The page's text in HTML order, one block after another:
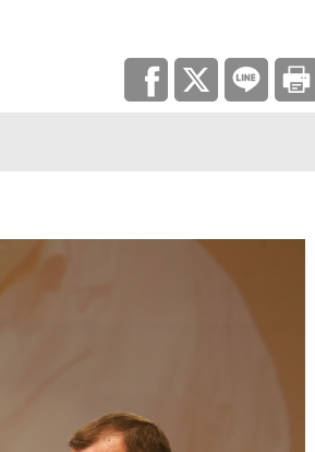
住宅
地政資訊查詢
居住服務